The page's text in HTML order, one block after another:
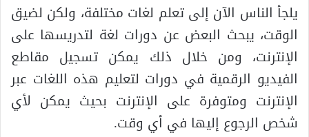
يلجأ الناس الآن إلى تعلم لغات مختلفة، ولكن لضيق
الوقت، يبحث البعض عن دورات لغة لتدريسها على
الإنترنت، ومن خلال ذلك يمكن تسجيل مقاطع
الفيديو الرقمية في دورات لتعليم هذه اللغات عبر
الإنترنت ومتوفرة على الإنترنت بحيث يمكن لأي
شخص الرجوع إليها في أي وقت.